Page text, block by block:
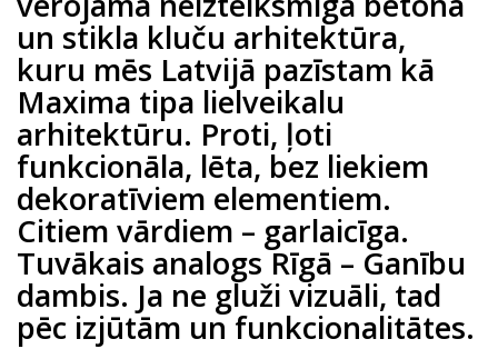
un stikla kluču arhitektūra,
kuru mēs Latvijā pazīstam kā
Maxima tipa lielveikalu
arhitektūru. Proti, ļoti
funkcionāla, lēta, bez liekiem
dekoratīviem elementiem.
Citiem vārdiem – garlaicīga.
Tuvākais analogs Rīgā – Ganību
dambis. Ja ne gluži vizuāli, tad
pēc izjūtām un funkcionalitātes.